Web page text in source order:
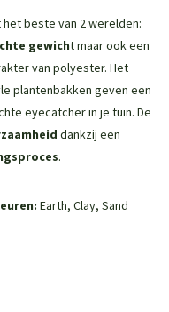
beste van 2 werelden:
gewicht maar ook een
van polyester. Het
plantenbakken geven een
eyecatcher in je tuin. De
dankzij een
.
Earth, Clay, Sand